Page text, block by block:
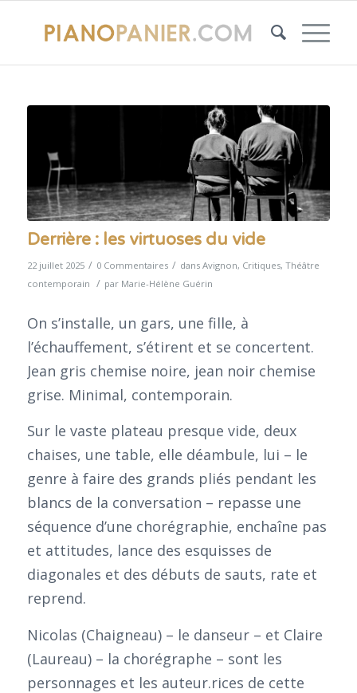
Derrière : les virtuoses du vide
22 juillet 2025 / 0 Commentaires / dans Avignon, Critiques, Théâtre
contemporain / par Marie-Hélène Guérin
On s’installe, un gars, une fille, à
l’échauffement, s’étirent et se concertent.
Jean gris chemise noire, jean noir chemise
grise. Minimal, contemporain.
Sur le vaste plateau presque vide, deux
chaises, une table, elle déambule, lui – le
genre à faire des grands pliés pendant les
blancs de la conversation – repasse une
séquence d’une chorégraphie, enchaîne pas
et attitudes, lance des esquisses de
diagonales et des débuts de sauts, rate et
reprend.
Nicolas (Chaigneau) – le danseur – et Claire
(Laureau) – la chorégraphe – sont les
personnages et les auteur.rices de cette